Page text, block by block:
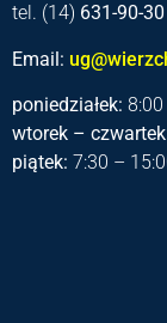
tel. (14) 631-90-30
Email:
poniedziałek:
wtorek –
piątek: 7:30 –